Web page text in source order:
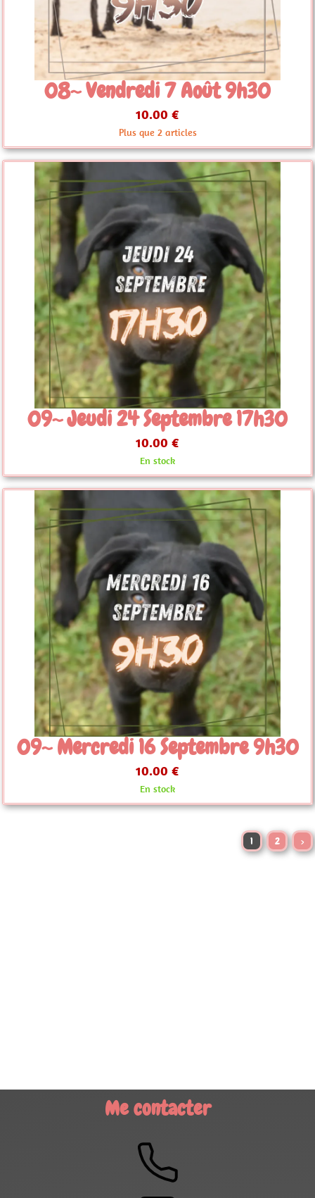
08~ Vendredi 7 Août 9h30
10.00 €
Plus que 2 articles
09~ Jeudi 24 Septembre 17h30
10.00 €
En stock
09~ Mercredi 16 Septembre 9h30
10.00 €
En stock
1 2 >
Me contacter